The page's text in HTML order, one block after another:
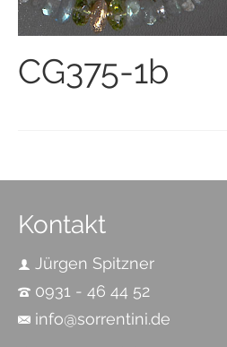
CG375-1b
Kontakt
Jürgen Spitzner
0931 - 46 44 52
info@sorrentini.de